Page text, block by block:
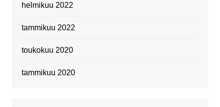
helmikuu 2022
tammikuu 2022
toukokuu 2020
tammikuu 2020